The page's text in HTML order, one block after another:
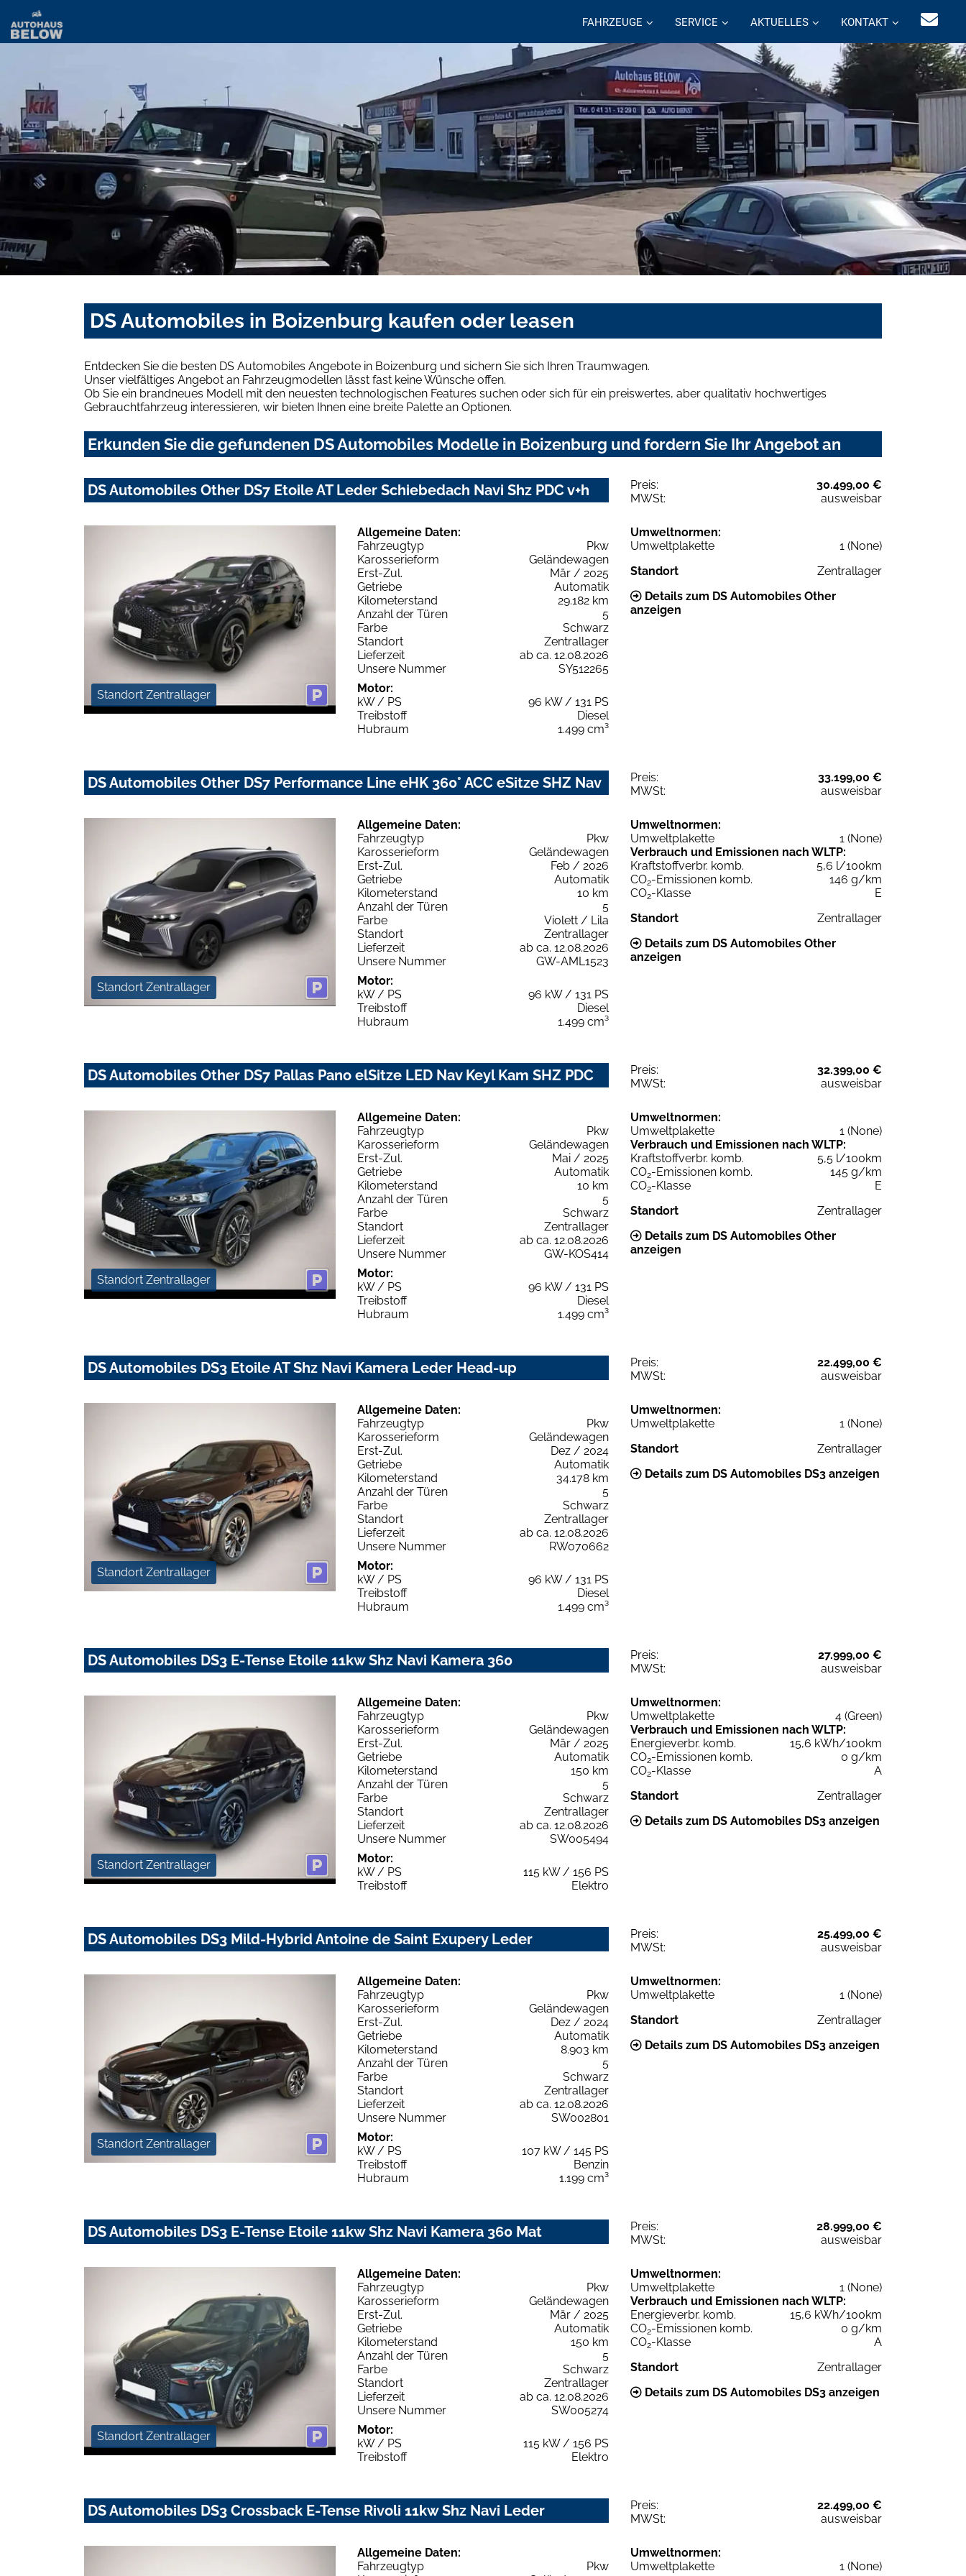
FAHRZEUGE SERVICE AKTUELLES KONTAKT
DS Automobiles in Boizenburg kaufen oder leasen
Entdecken Sie die besten DS Automobiles Angebote in Boizenburg und sichern Sie sich Ihren Traumwagen.
Unser vielfältiges Angebot an Fahrzeugmodellen lässt fast keine Wünsche offen.
Ob Sie ein brandneues Modell mit den neuesten technologischen Features suchen oder sich für ein preiswertes, aber qualitativ hochwertiges
Gebrauchtfahrzeug interessieren, wir bieten Ihnen eine breite Palette an Optionen.
Erkunden Sie die gefundenen DS Automobiles Modelle in Boizenburg und fordern Sie Ihr Angebot an
DS Automobiles Other DS7 Etoile AT Leder Schiebedach Navi Shz PDC v+h Preis:
30.499,00 €
MWSt:
ausweisbar
Standort Zentrallager
Allgemeine Daten:
Fahrzeugtyp
Pkw
Karosserieform
Geländewagen
Erst-Zul.
Mär / 2025
Getriebe
Automatik
Kilometerstand
29.182 km
Anzahl der Türen
5
Farbe
Schwarz
Standort
Zentrallager
Lieferzeit
ab ca. 12.08.2026
Unsere Nummer
SY512265
Motor:
kW / PS
96 kW / 131 PS
Treibstoff
Diesel
Hubraum
1.499 cm³
Umweltnormen:
Umweltplakette
1 (None)
Standort
Zentrallager
Details zum DS Automobiles Other
anzeigen
DS Automobiles Other DS7 Performance Line eHK 360° ACC eSitze SHZ Nav Preis:
33.199,00 €
MWSt:
ausweisbar
Standort Zentrallager
Allgemeine Daten:
Fahrzeugtyp
Pkw
Karosserieform
Geländewagen
Erst-Zul.
Feb / 2026
Getriebe
Automatik
Kilometerstand
10 km
Anzahl der Türen
5
Farbe
Violett / Lila
Standort
Zentrallager
Lieferzeit
ab ca. 12.08.2026
Unsere Nummer
GW-AML1523
Motor:
kW / PS
96 kW / 131 PS
Treibstoff
Diesel
Hubraum
1.499 cm³
Umweltnormen:
Umweltplakette
1 (None)
Verbrauch und Emissionen nach WLTP:
Kraftstoffverbr. komb.
5,6 l/100km
CO2-Emissionen komb.
146 g/km
CO2-Klasse
E
Standort
Zentrallager
Details zum DS Automobiles Other
anzeigen
DS Automobiles Other DS7 Pallas Pano elSitze LED Nav Keyl Kam SHZ PDC Preis:
32.399,00 €
MWSt:
ausweisbar
Standort Zentrallager
Allgemeine Daten:
Fahrzeugtyp
Pkw
Karosserieform
Geländewagen
Erst-Zul.
Mai / 2025
Getriebe
Automatik
Kilometerstand
10 km
Anzahl der Türen
5
Farbe
Schwarz
Standort
Zentrallager
Lieferzeit
ab ca. 12.08.2026
Unsere Nummer
GW-KOS414
Motor:
kW / PS
96 kW / 131 PS
Treibstoff
Diesel
Hubraum
1.499 cm³
Umweltnormen:
Umweltplakette
1 (None)
Verbrauch und Emissionen nach WLTP:
Kraftstoffverbr. komb.
5,5 l/100km
CO2-Emissionen komb.
145 g/km
CO2-Klasse
E
Standort
Zentrallager
Details zum DS Automobiles Other
anzeigen
DS Automobiles DS3 Etoile AT Shz Navi Kamera Leder Head-up Preis:
22.499,00 €
MWSt:
ausweisbar
Standort Zentrallager
Allgemeine Daten:
Fahrzeugtyp
Pkw
Karosserieform
Geländewagen
Erst-Zul.
Dez / 2024
Getriebe
Automatik
Kilometerstand
34.178 km
Anzahl der Türen
5
Farbe
Schwarz
Standort
Zentrallager
Lieferzeit
ab ca. 12.08.2026
Unsere Nummer
RW070662
Motor:
kW / PS
96 kW / 131 PS
Treibstoff
Diesel
Hubraum
1.499 cm³
Umweltnormen:
Umweltplakette
1 (None)
Standort
Zentrallager
Details zum DS Automobiles DS3 anzeigen
DS Automobiles DS3 E-Tense Etoile 11kw Shz Navi Kamera 360 Preis:
27.999,00 €
MWSt:
ausweisbar
Standort Zentrallager
Allgemeine Daten:
Fahrzeugtyp
Pkw
Karosserieform
Geländewagen
Erst-Zul.
Mär / 2025
Getriebe
Automatik
Kilometerstand
150 km
Anzahl der Türen
5
Farbe
Schwarz
Standort
Zentrallager
Lieferzeit
ab ca. 12.08.2026
Unsere Nummer
SW005494
Motor:
kW / PS
115 kW / 156 PS
Treibstoff
Elektro
Umweltnormen:
Umweltplakette
4 (Green)
Verbrauch und Emissionen nach WLTP:
Energieverbr. komb.
15,6 kWh/100km
CO2-Emissionen komb.
0 g/km
CO2-Klasse
A
Standort
Zentrallager
Details zum DS Automobiles DS3 anzeigen
DS Automobiles DS3 Mild-Hybrid Antoine de Saint Exupery Leder Preis:
25.499,00 €
MWSt:
ausweisbar
Standort Zentrallager
Allgemeine Daten:
Fahrzeugtyp
Pkw
Karosserieform
Geländewagen
Erst-Zul.
Dez / 2024
Getriebe
Automatik
Kilometerstand
8.903 km
Anzahl der Türen
5
Farbe
Schwarz
Standort
Zentrallager
Lieferzeit
ab ca. 12.08.2026
Unsere Nummer
SW002801
Motor:
kW / PS
107 kW / 145 PS
Treibstoff
Benzin
Hubraum
1.199 cm³
Umweltnormen:
Umweltplakette
1 (None)
Standort
Zentrallager
Details zum DS Automobiles DS3 anzeigen
DS Automobiles DS3 E-Tense Etoile 11kw Shz Navi Kamera 360 Mat Preis:
28.999,00 €
MWSt:
ausweisbar
Standort Zentrallager
Allgemeine Daten:
Fahrzeugtyp
Pkw
Karosserieform
Geländewagen
Erst-Zul.
Mär / 2025
Getriebe
Automatik
Kilometerstand
150 km
Anzahl der Türen
5
Farbe
Schwarz
Standort
Zentrallager
Lieferzeit
ab ca. 12.08.2026
Unsere Nummer
SW005274
Motor:
kW / PS
115 kW / 156 PS
Treibstoff
Elektro
Umweltnormen:
Umweltplakette
1 (None)
Verbrauch und Emissionen nach WLTP:
Energieverbr. komb.
15,6 kWh/100km
CO2-Emissionen komb.
0 g/km
CO2-Klasse
A
Standort
Zentrallager
Details zum DS Automobiles DS3 anzeigen
DS Automobiles DS3 Crossback E-Tense Rivoli 11kw Shz Navi Leder Preis:
22.499,00 €
MWSt:
ausweisbar
Allgemeine Daten:
Fahrzeugtyp
Pkw
Umweltnormen:
Umweltplakette
1 (None)